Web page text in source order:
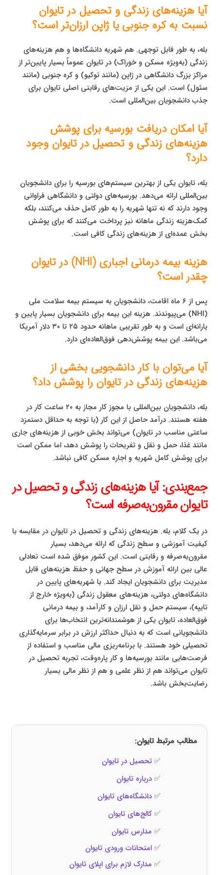
آیا هزینه‌های زندگی و تحصیل در تایوان
نسبت به کره جنوبی یا ژاپن ارزان‌تر است؟
بله، به طور قابل توجهی. هم شهریه دانشگاه‌ها و هم هزینه‌های
زندگی (به‌ویژه مسکن و خوراک) در تایوان عموماً بسیار پایین‌تر از
مراکز بزرگ دانشگاهی در ژاپن (مانند توکیو) و کره جنوبی (مانند
سئول) است. این یکی از مزیت‌های رقابتی اصلی تایوان برای
جذب دانشجویان بین‌المللی است.
آیا امکان دریافت بورسیه برای پوشش
هزینه‌های زندگی و تحصیل در تایوان وجود
دارد؟
بله، تایوان یکی از بهترین سیستم‌های بورسیه را برای دانشجویان
بین‌المللی ارائه می‌دهد. بورسیه‌های دولتی و دانشگاهی فراوانی
وجود دارند که نه تنها شهریه را به طور کامل حذف می‌کنند، بلکه
کمک‌هزینه زندگی ماهانه نیز پرداخت می‌کنند که برای پوشش
بخش عمده‌ای از هزینه‌های زندگی کافی است.
هزینه بیمه درمانی اجباری (NHI) در تایوان
چقدر است؟
پس از ۶ ماه اقامت، دانشجویان به سیستم بیمه سلامت ملی
(NHI) می‌پیوندند. هزینه این بیمه برای دانشجویان بسیار پایین و
یارانه‌ای است و به طور تقریبی ماهانه حدود ۲۵ تا ۳۰ دلار آمریکا
می‌باشد. این بیمه پوشش‌دهی فوق‌العاده‌ای دارد.
آیا می‌توان با کار دانشجویی بخشی از
هزینه‌های زندگی در تایوان را پوشش داد؟
بله، دانشجویان بین‌المللی با مجوز کار مجاز به ۲۰ ساعت کار در
هفته هستند. درآمد حاصل از این کار (با توجه به حداقل دستمزد
ساعتی مناسب در تایوان) می‌تواند بخش خوبی از هزینه‌های جاری
مانند غذا، حمل و نقل و تفریحات را پوشش دهد، اما ممکن است
برای پوشش کامل شهریه و اجاره مسکن کافی نباشد.
جمع‌بندی: آیا هزینه‌های زندگی و تحصیل در
تایوان مقرون‌به‌صرفه است؟
در یک کلام، بله. هزینه‌های زندگی و تحصیل در تایوان در مقایسه با
کیفیت آموزشی و سطح زندگی که ارائه می‌دهد، بسیار
مقرون‌به‌صرفه و رقابتی است. این کشور موفق شده است تعادلی
عالی بین ارائه آموزش در سطح جهانی و حفظ هزینه‌های قابل
مدیریت برای دانشجویان ایجاد کند. با شهریه‌های پایین در
دانشگاه‌های دولتی، هزینه‌های معقول زندگی (به‌ویژه خارج از
تایپه)، سیستم حمل و نقل ارزان و کارآمد، و بیمه درمانی
فوق‌العاده، تایوان یکی از هوشمندانه‌ترین انتخاب‌ها برای
دانشجویانی است که به دنبال حداکثر ارزش در برابر سرمایه‌گذاری
تحصیلی خود هستند. با برنامه‌ریزی مالی مناسب و استفاده از
فرصت‌هایی مانند بورسیه‌ها و کار پاره‌وقت، تجربه تحصیل در
تایوان می‌تواند هم از نظر علمی و هم از نظر مالی بسیار
رضایت‌بخش باشد.
مطالب مرتبط تایوان:
✅تحصیل در تایوان
✅درباره تایوان
✅دانشگاه‌های تایوان
✅کالج‌های تایوان
✅ مدارس تایوان
✅امتحانات ورودی تایوان
✅ مدارک لازم برای اپلای تایوان